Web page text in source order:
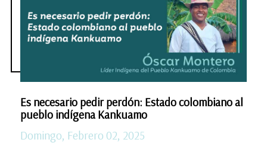
Es necesario pedir perdón: Estado colombiano al
pueblo indígena Kankuamo
Domingo, Febrero 02, 2025